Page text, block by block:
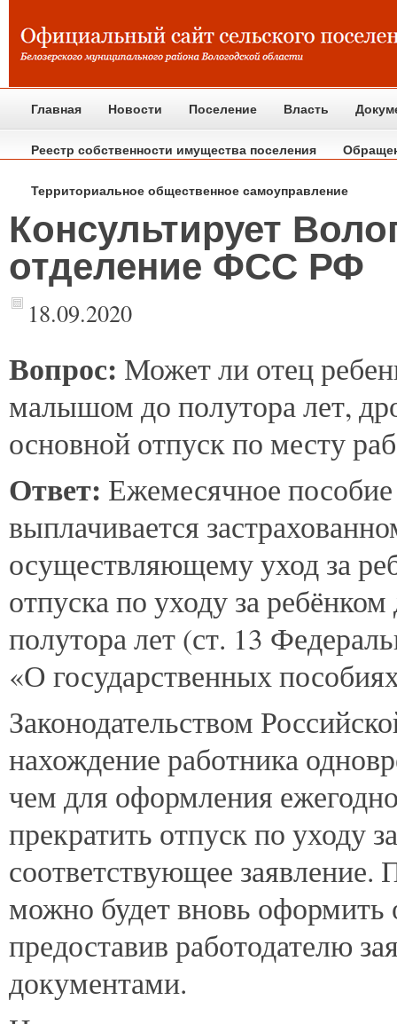
Главная Новости Поселение Власть
Реестр собственности имущества поселения
Территориальное общественное самоуправление
Консультирует
отделение ФСС РФ
18.09.2020
Вопрос: Может ли отец
малышом до полутора лет,
основной отпуск по месту
Ответ: Ежемесячное
выплачивается
осуществляющему уход за
отпуска по уходу за
полутора лет (ст. 13
«О государственных
Законодательством
нахождение работника
чем для оформления
прекратить отпуск по уходу
соответствующее заявление.
можно будет вновь оформить
предоставив работодателю
документами.